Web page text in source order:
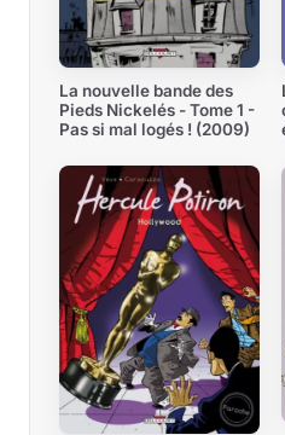
La nouvelle bande des
Pieds Nickelés - Tome 1 -
Pas si mal logés ! (2009)